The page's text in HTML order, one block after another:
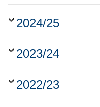
2024/25
2023/24
2022/23